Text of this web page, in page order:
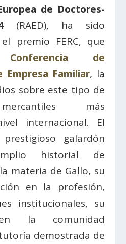
de Doctores-
(RAED), ha sido
premio FERC, que
Conferencia de
Empresa Familiar, la
sobre este tipo de
más
internacional. El
galardón
historial de
materia de Gallo, su
en la profesión,
institucionales, su
la comunidad
demostrada de